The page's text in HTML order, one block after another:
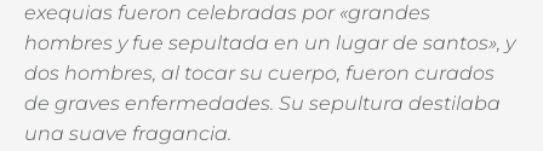
exequias fueron celebradas por «grandes
hombres y fue sepultada en un lugar de santos», y
dos hombres, al tocar su cuerpo, fueron curados
de graves enfermedades. Su sepultura destilaba
una suave fragancia.